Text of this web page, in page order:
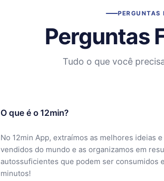
PERGUNTAS
Perguntas
Tudo o que você
O que é o 12min?
No 12min App, extraímos as melhores ideias
vendidos do mundo e as organizamos em
autossuficientes que podem ser consumidos
minutos!